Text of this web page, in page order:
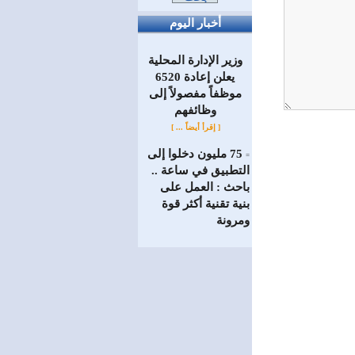
أخبار اليوم
وزير الإدارة المحلية
يعلن إعادة 6520
موظفاً مفصولاً إلى
‏وظائفهم
[ إقرأ أيضاً ... ]
=
75 مليون دخلوا إلى
التطبيق في ساعة ..
باحث : العمل على
بنية تقنية أكثر قوة
ومرونة